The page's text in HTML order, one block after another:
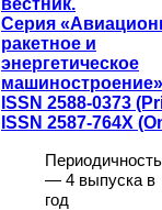
Серия
ракетное и
энергетическое
ISSN 2588-0373
ISSN 2587-764X
Периодичность
— 4 выпуска в
год